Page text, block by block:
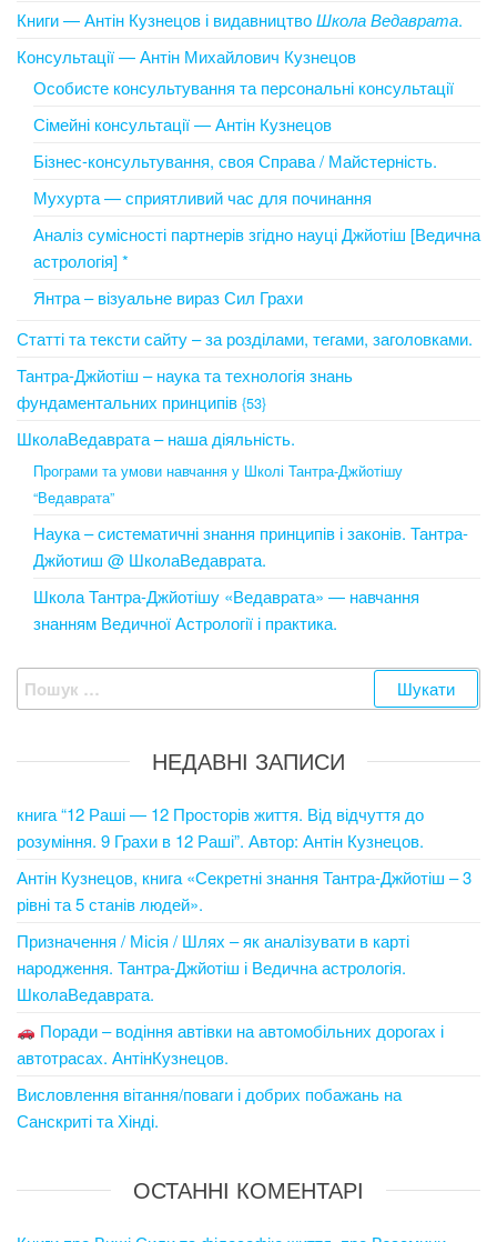
Книги — Антін Кузнецов і видавництвоШкола Ведаврата.
Консультації — Антін Михайлович Кузнецов
Особисте консультування та персональні консультації
Сімейні консультації — Антін Кузнецов
Бізнес-консультування, своя Справа / Майстерність.
Мухурта — сприятливий час для починання
Аналіз сумісності партнерів згідно науці Джйотіш [Ведична
астрологія] *
Янтра – візуальне вираз Сил Грахи
Статті та тексти сайту – за розділами, тегами, заголовками.
Тантра-Джйотіш – наука та технологія знань
фундаментальних принципів {53}
ШколаВедаврата – наша діяльність.
Програми та умови навчання у Школі Тантра-Джйотішу
“Ведаврата”
Наука – систематичні знання принципів і законів. Тантра-
Джйотиш @ ШколаВедаврата.
Школа Тантра-Джйотішу «Ведаврата» — навчання
знанням Ведичної Астрології і практика.
Пошук:
НЕДАВНІ ЗАПИСИ
книга “12 Раші — 12 Просторів життя. Від відчуття до
розуміння. 9 Грахи в 12 Раші”. Автор: Антін Кузнецов.
Антін Кузнецов, книга «Секретні знання Тантра-Джйотіш – 3
рівні та 5 станів людей».
Призначення / Місія / Шлях – як аналізувати в карті
народження. Тантра-Джйотіш і Ведична астрологія.
ШколаВедаврата.
Поради – водіння автівки на автомобільних дорогах і
автотрасах. АнтінКузнецов.
Висловлення вітання/поваги і добрих побажань на
Санскриті та Хінді.
ОСТАННІ КОМЕНТАРІ